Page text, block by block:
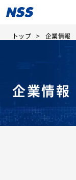
トップ 企業情報
企業情報